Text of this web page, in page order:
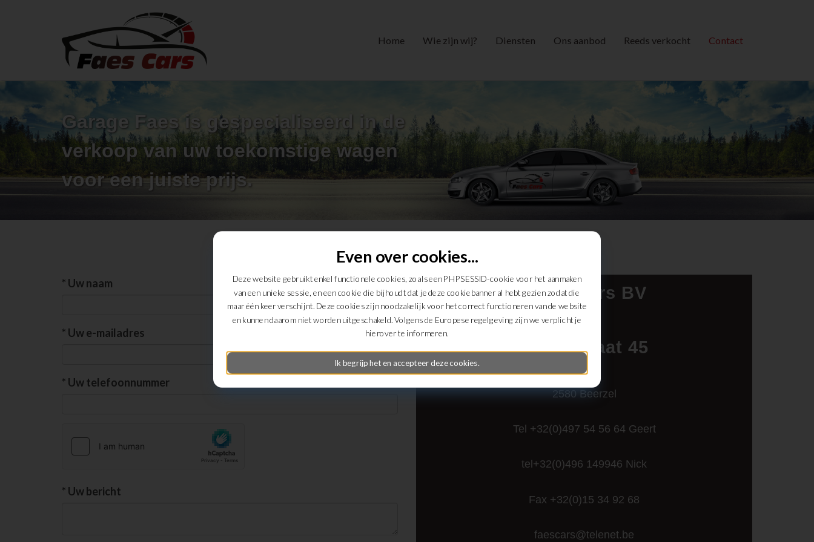
Home Wie zijn wij? Diensten Ons aanbod Reeds verkocht Contact
Garage Faes is gespecialiseerd in de
verkoop van uw toekomstige wagen
voor een juiste prijs.
* Uw naam
* Uw e-mailadres
* Uw telefoonnummer
* Uw bericht
Faes Cars BV
Houwstraat 45
2580 Beerzel
Tel +32(0)497 54 56 64 Geert
tel+32(0)496 149946 Nick
Fax +32(0)15 34 92 68
faescars@telenet.be
Even over cookies...
Deze website gebruikt enkel functionele cookies, zoals een PHPSESSID-cookie voor het aanmaken
van een unieke sessie, en een cookie die bijhoudt dat je deze cookiebanner al hebt gezien zodat die
maar één keer verschijnt. Deze cookies zijn noodzakelijk voor het correct functioneren van de website
en kunnen daarom niet worden uitgeschakeld. Volgens de Europese regelgeving zijn we verplicht je
hierover te informeren.
Ik begrijp het en accepteer deze cookies.